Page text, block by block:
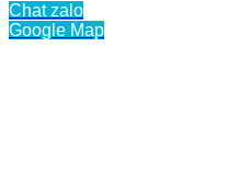
Chat zalo
Google Map